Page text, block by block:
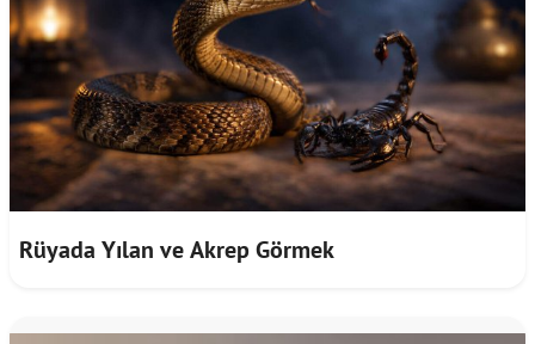
Rüyada Yılan ve Akrep Görmek